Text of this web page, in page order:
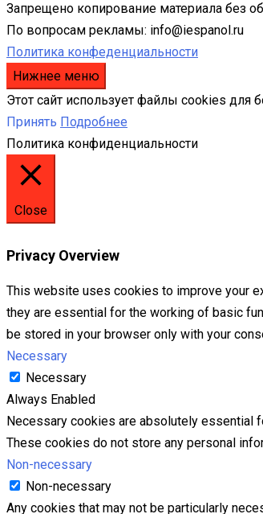
Запрещено копирование материала без
По вопросам рекламы: info@iespanol.ru
Политика конфеденциальности
Нижнее меню
Этот сайт использует файлы cookies для
Принять Подробнее
Политика конфиденциальности
Close
Privacy Overview
This website uses cookies to improve your
they are essential for the working of basic
be stored in your browser only with your
Necessary
Necessary
Always Enabled
Necessary cookies are absolutely essential
These cookies do not store any personal
Non-necessary
Non-necessary
Any cookies that may not be particularly